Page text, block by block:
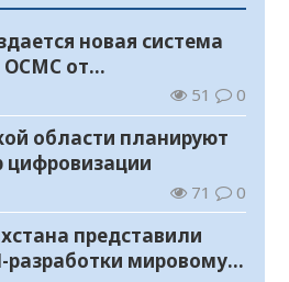
новая система
ОСМС от
51 0
области планируют
цифровизации
71 0
представили
мировому